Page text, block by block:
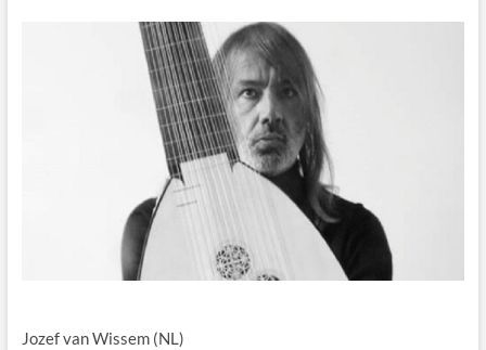
Jozef van Wissem (NL)